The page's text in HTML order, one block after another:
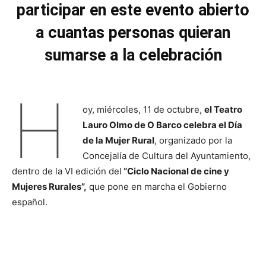
participar en este evento abierto
a cuantas personas quieran
sumarse a la celebración
H oy, miércoles, 11 de octubre, el Teatro
Lauro Olmo de O Barco celebra el Día
de la Mujer Rural, organizado por la
Concejalía de Cultura del Ayuntamiento,
dentro de la VI edición del “Ciclo Nacional de cine y
Mujeres Rurales”, que pone en marcha el Gobierno
español.